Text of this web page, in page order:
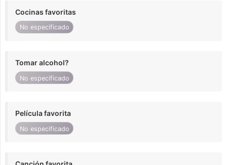
Cocinas favoritas
No especificado
Tomar alcohol?
No especificado
Película favorita
No especificado